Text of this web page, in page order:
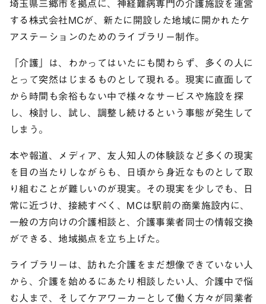
埼玉県三郷市を拠点に、神経難病専門の介護施設を運営
する株式会社MCが、新たに開設した地域に開かれたケ
アステーションのためのライブラリー制作。
「介護」は、わかってはいたにも関わらず、多くの人に
とって突然はじまるものとして現れる。現実に直面して
から時間も余裕もない中で様々なサービスや施設を探
し、検討し、試し、調整し続けるという事態が発生して
しまう。
本や報道、メディア、友人知人の体験談など多くの現実
を目の当たりしながらも、日頃から身近なものとして取
り組むことが難しいのが現実。その現実を少しでも、日
常に近づけ、接続すべく、MCは駅前の商業施設内に、
一般の方向けの介護相談と、介護事業者同士の情報交換
ができる、地域拠点を立ち上げた。
ライブラリーは、訪れた介護をまだ想像できていない人
から、介護を始めるにあたり相談したい人、介護中で悩
む人まで、そしてケアワーカーとして働く方々が同業者